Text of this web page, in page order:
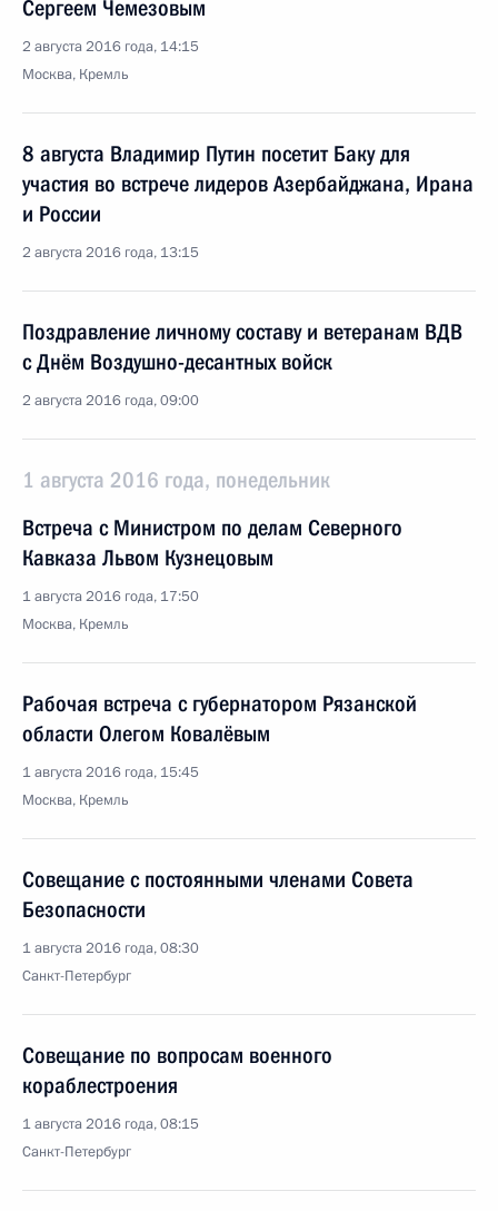
Сергеем Чемезовым
2 августа 2016 года, 14:15
Москва, Кремль
8 августа Владимир Путин посетит Баку для
участия во встрече лидеров Азербайджана, Ирана
и России
2 августа 2016 года, 13:15
Поздравление личному составу и ветеранам ВДВ
с Днём Воздушно-десантных войск
2 августа 2016 года, 09:00
1 августа 2016 года, понедельник
Встреча с Министром по делам Северного
Кавказа Львом Кузнецовым
1 августа 2016 года, 17:50
Москва, Кремль
Рабочая встреча с губернатором Рязанской
области Олегом Ковалёвым
1 августа 2016 года, 15:45
Москва, Кремль
Совещание с постоянными членами Совета
Безопасности
1 августа 2016 года, 08:30
Санкт-Петербург
Совещание по вопросам военного
кораблестроения
1 августа 2016 года, 08:15
Санкт-Петербург